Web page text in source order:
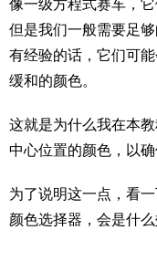
像一级方程式赛车，
但是我们一般需要足
有经验的话，它们可
缓和的颜色。
这就是为什么我在本
中心位置的颜色，以
为了说明这一点，看
颜色选择器，会是什么